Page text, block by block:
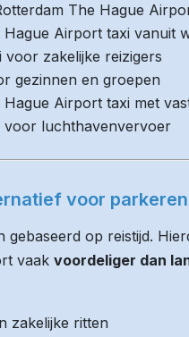
The Hague
Hague Airport taxi vanuit
voor zakelijke reizigers
gezinnen en groepen
Airport taxi met
voor luchthavenvervoer
voor
gebaseerd op reistijd.
vaak voordeliger dan
zakelijke ritten